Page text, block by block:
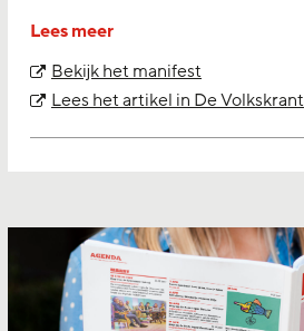
Lees meer
Bekijk het manifest
Lees het artikel in De Volkskrant